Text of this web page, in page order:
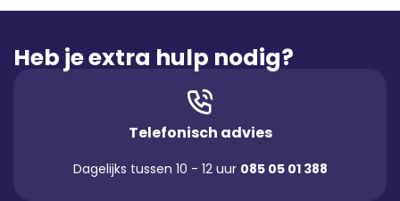
Heb je extra hulp nodig?
Telefonisch advies
Dagelijks tussen 10 - 12 uur 085 05 01 388